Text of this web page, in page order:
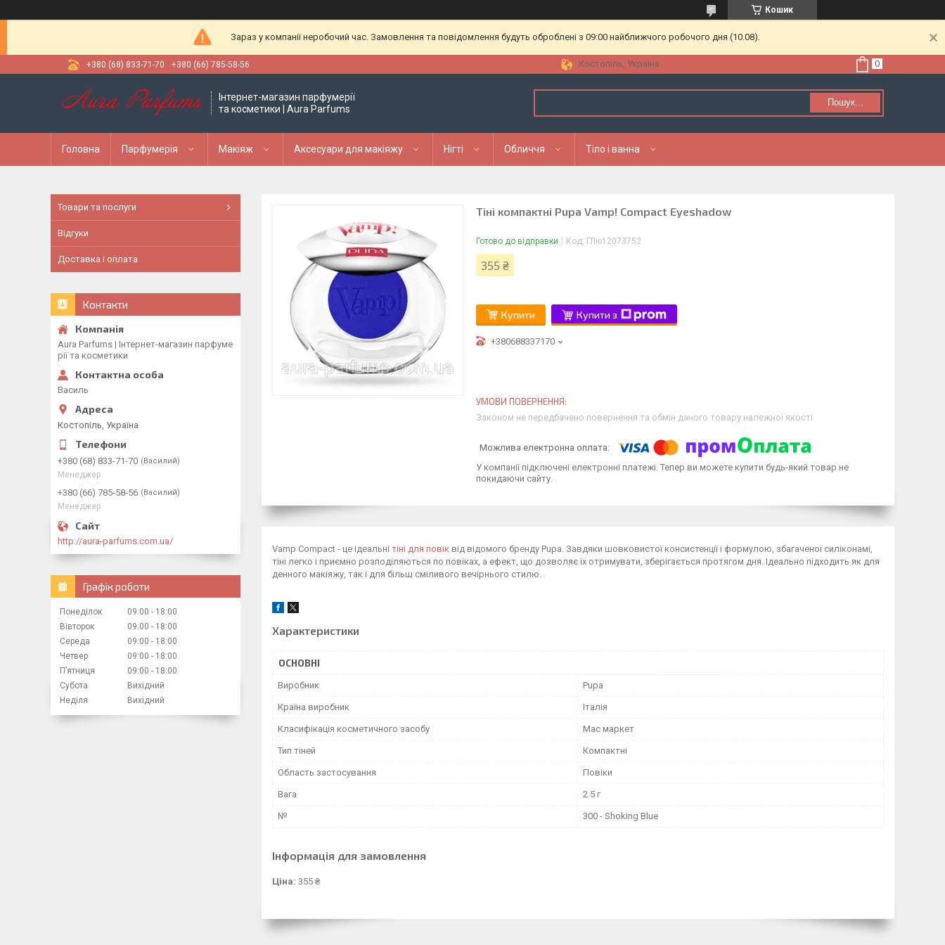
Кошик
Зараз у компанії неробочий час. Замовлення та повідомлення будуть оброблені з 09:00 найближчого робочого дня (10.08).
+380 (68) 833-71-70 +380 (66) 785-58-56 Костопіль, Україна
Інтернет-магазин парфумерії
та косметики | Aura Parfums
Пошук...
Головна Парфумерія Макіяж Аксесуари для макіяжу Нігті Обличчя Тіло і ванна
Тіні компактні Pupa Vamp! Compact Eyeshadow
Готово до відправки Код: ГЛю12073752
355 ₴
Купити Купити з
+380688337170
Законом не передбачено повернення та обмін даного товару належної якості
У компанії підключені електронні платежі. Тепер ви можете купити будь-який товар не
покидаючи сайту.
Vamp Compact - це ідеальні тіні для повік від відомого бренду Pupa. Завдяки шовковистої консистенції і формулою, збагаченої силіконамі,
тіні легко і приємно розподіляються по повіках, а ефект, що дозволяє їх отримувати, зберігається протягом дня. Ідеально підходить як для
денного макіяжу, так і для більш сміливого вечірнього стилю.
Характеристики
ОСНОВНІ
Виробник Pupa
Країна виробник Італія
Класифікація косметичного засобу Мас маркет
Тип тіней Компактні
Область застосування Повіки
Вага 2.5 г
№ 300 - Shoking Blue
Інформація для замовлення
Ціна: 355 ₴
Товари та послуги
Відгуки
Доставка і оплата
Контакти
Aura Parfums | Інтернет-магазин парфуме
рії та косметики
Василь
Костопіль, Україна
+380 (68) 833-71-70 Василий
Менеджер
+380 (66) 785-58-56 Василий
Менеджер
http://aura-parfums.com.ua/
Графік роботи
Понеділок 09:00
18:00
Вівторок
09:00
18:00
Середа
09:00
18:00
Четвер
09:00
18:00
Пʼятниця
09:00
18:00
Субота
Вихідний
Неділя
Вихідний